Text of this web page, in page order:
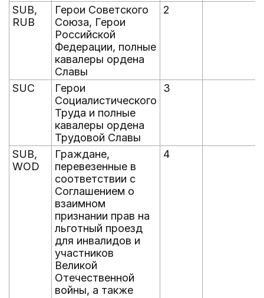
SUB,
RUB
Герои Советского
Союза, Герои
Российской
Федерации, полные
кавалеры ордена
Славы
2
SUC
Герои
Социалистического
Труда и полные
кавалеры ордена
Трудовой Славы
3
SUB,
WOD
Граждане,
перевезенные в
соответствии с
Соглашением о
взаимном
признании прав на
льготный проезд
для инвалидов и
участников
Великой
Отечественной
войны, а также
4